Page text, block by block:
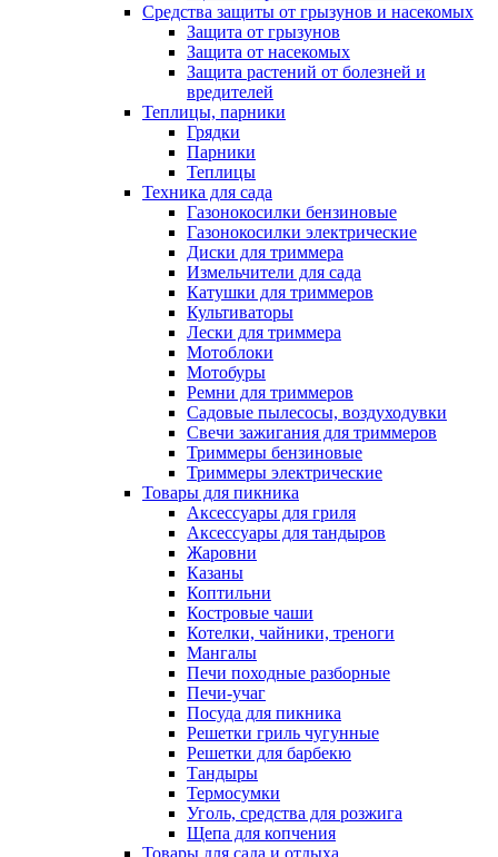
Средства защиты от грызунов и насекомых
Защита от грызунов
Защита от насекомых
Защита растений от болезней и
вредителей
Теплицы, парники
Грядки
Парники
Теплицы
Техника для сада
Газонокосилки бензиновые
Газонокосилки электрические
Диски для триммера
Измельчители для сада
Катушки для триммеров
Культиваторы
Лески для триммера
Мотоблоки
Мотобуры
Ремни для триммеров
Садовые пылесосы, воздуходувки
Свечи зажигания для триммеров
Триммеры бензиновые
Триммеры электрические
Товары для пикника
Аксессуары для гриля
Аксессуары для тандыров
Жаровни
Казаны
Коптильни
Костровые чаши
Котелки, чайники, треноги
Мангалы
Печи походные разборные
Печи-учаг
Посуда для пикника
Решетки гриль чугунные
Решетки для барбекю
Тандыры
Термосумки
Уголь, средства для розжига
Щепа для копчения
Товары для сада и отдыха